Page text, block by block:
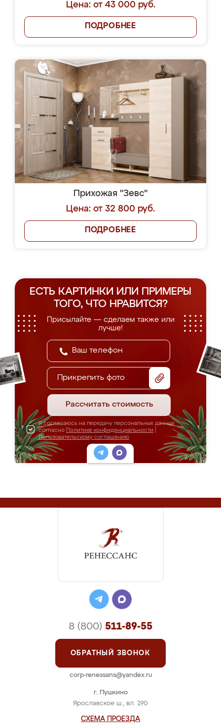
Цена: от 43 000 руб.
ПОДРОБНЕЕ
Прихожая "Зевс"
Цена: от 32 800 руб.
ПОДРОБНЕЕ
ЕСТЬ КАРТИНКИ ИЛИ ПРИМЕРЫ
ТОГО, ЧТО НРАВИТСЯ?
Присылайте — сделаем также или
лучше!
Прикрепить фото
Рассчитать стоимость
Я соглашаюсь на передачу персональных данных
согласно Политике конфиденциальности
Пользовательскому соглашению
г. Пушкино
Ярославское ш., вл. 190
СХЕМА ПРОЕЗДА
8 (800) 511-89-55
ОБРАТНЫЙ ЗВОНОК
corp-renessans@yandex.ru